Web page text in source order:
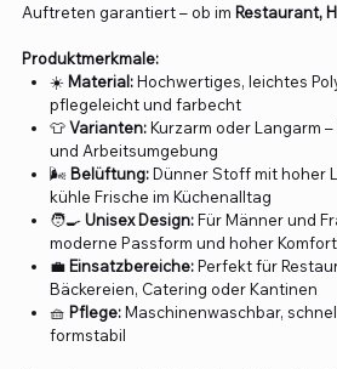
Auftreten garantiert – ob im Restaurant,
Produktmerkmale:
☀️ Material:Hochwertiges, leichtes
pflegeleicht und farbecht
👕Varianten:Kurzarm oder Langarm
und Arbeitsumgebung
🌬️ Belüftung:Dünner Stoff mit hoher
kühle Frische im Küchenalltag
🧑‍🍳Unisex Design:Für Männer und
moderne Passform und hoher Komfort
💼 Einsatzbereiche:Perfekt für
Bäckereien, Catering oder Kantinen
🧺 Pflege:Maschinenwaschbar,
formstabil